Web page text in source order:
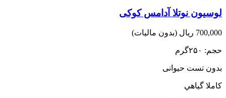
لوسیون نوتلا آدامس کوکی
700,000 ریال (بدون مالیات)
حجم: ۲۵۰گرم
بدون تست حیوانی
کاملا گياهي